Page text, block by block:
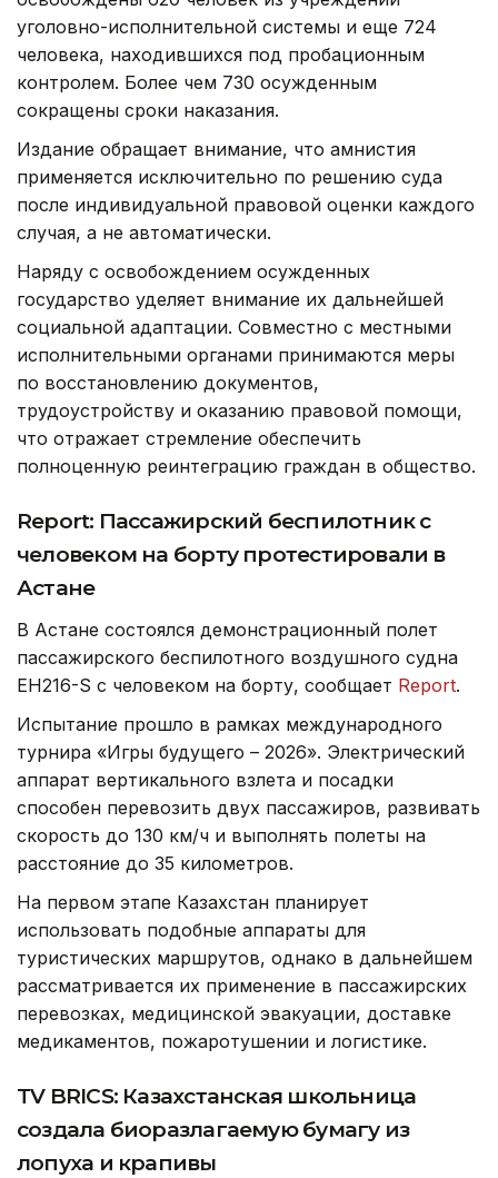
уголовно-исполнительной системы и еще 724
человека, находившихся под пробационным
контролем. Более чем 730 осужденным
сокращены сроки наказания.
Издание обращает внимание, что амнистия
применяется исключительно по решению суда
после индивидуальной правовой оценки каждого
случая, а не автоматически.
Наряду с освобождением осужденных
государство уделяет внимание их дальнейшей
социальной адаптации. Совместно с местными
исполнительными органами принимаются меры
по восстановлению документов,
трудоустройству и оказанию правовой помощи,
что отражает стремление обеспечить
полноценную реинтеграцию граждан в общество.
Report: Пассажирский беспилотник с
человеком на борту протестировали в
Астане
В Астане состоялся демонстрационный полет
пассажирского беспилотного воздушного судна
EH216-S с человеком на борту, сообщает Report.
Испытание прошло в рамках международного
турнира «Игры будущего – 2026». Электрический
аппарат вертикального взлета и посадки
способен перевозить двух пассажиров, развивать
скорость до 130 км/ч и выполнять полеты на
расстояние до 35 километров.
На первом этапе Казахстан планирует
использовать подобные аппараты для
туристических маршрутов, однако в дальнейшем
рассматривается их применение в пассажирских
перевозках, медицинской эвакуации, доставке
медикаментов, пожаротушении и логистике.
TV BRICS: Казахстанская школьница
создала биоразлагаемую бумагу из
лопуха и крапивы